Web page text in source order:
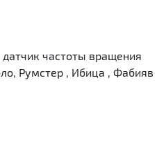
частоты вращения
Румстер , Ибица , Фабияв